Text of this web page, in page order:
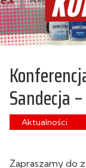
Sandecja
Aktualności
Zapraszamy do